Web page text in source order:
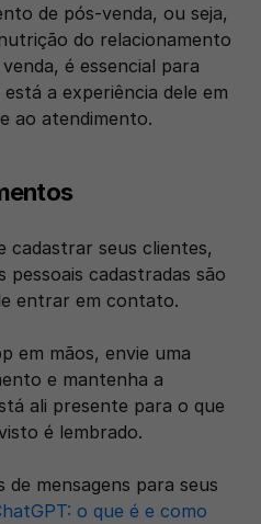
de pós-venda, ou seja,
do relacionamento
é essencial para
a experiência dele em
ao atendimento.
cadastrar seus clientes,
pessoais cadastradas são
entrar em contato.
em mãos, envie uma
e mantenha a
ali presente para o que
é lembrado.
de mensagens para seus
o que é e como